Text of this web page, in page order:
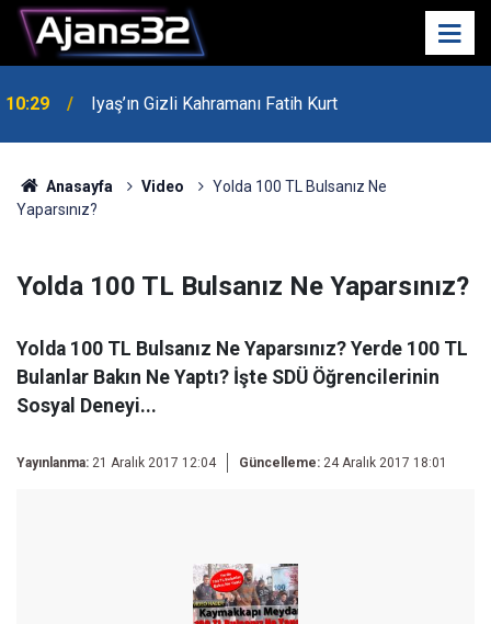
00:52
Isparta'da Asker Eğlencesinde Kavga Çıktı
Anasayfa Video
Yolda 100 TL Bulsanız Ne
Yaparsınız?
Yolda 100 TL Bulsanız Ne Yaparsınız?
Yolda 100 TL Bulsanız Ne Yaparsınız? Yerde 100 TL
Bulanlar Bakın Ne Yaptı? İşte SDÜ Öğrencilerinin
Sosyal Deneyi...
Yayınlanma: 21 Aralık 2017 12:04 Güncelleme: 24 Aralık 2017 18:01